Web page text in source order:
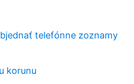
telefónne zoznamy
korunu